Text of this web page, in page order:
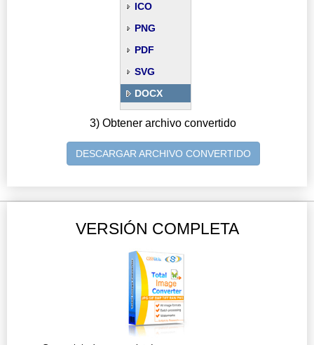
ICO
PNG
PDF
SVG
DOCX
3) Obtener archivo convertido
DESCARGAR ARCHIVO CONVERTIDO
VERSIÓN COMPLETA